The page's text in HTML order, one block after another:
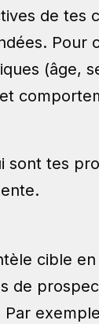
de tes
Pour
(âge,
sont tes
cible
de